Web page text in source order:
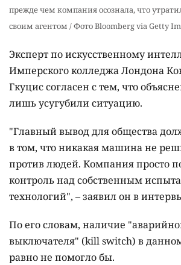
прежде чем компания осознала, что
своим агентом / Фото Bloomberg via Getty
Эксперт по искусственному
Имперского колледжа Лондона
Гкуцис согласен с тем, что
лишь усугубили ситуацию.
"Главный вывод для общества
в том, что никакая машина не
против людей. Компания просто
контроль над собственным
технологий", – заявил он в
По его словам, наличие
выключателя" (kill switch) в
равно не помогло бы.